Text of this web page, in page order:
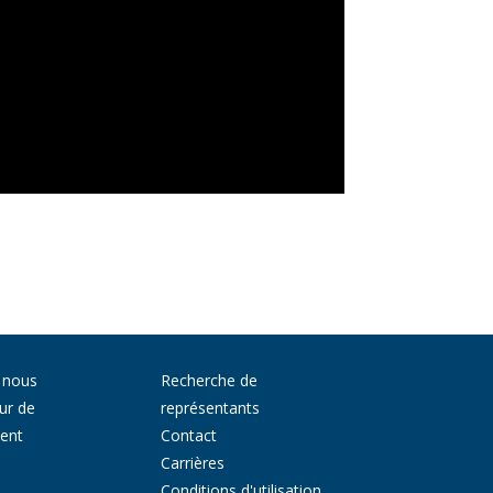
de
Recherche de
représentants
Contact
Carrières